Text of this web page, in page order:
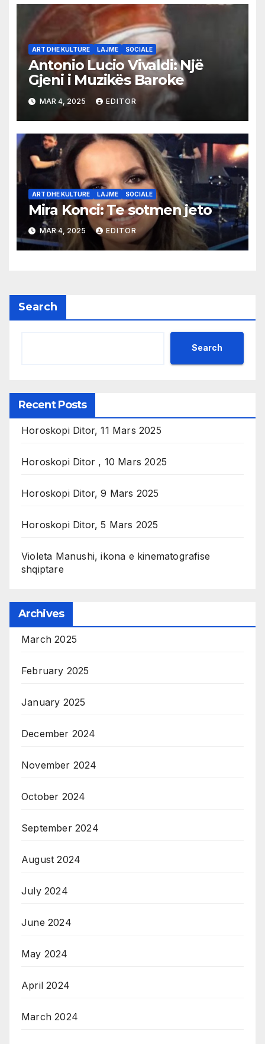
ART DHE KULTURE LAJME SOCIALE
Antonio Lucio Vivaldi: Një
Gjeni i Muzikës Baroke
MAR 4, 2025 EDITOR
ART DHE KULTURE LAJME SOCIALE
Mira Konci: Te sotmen jeto
MAR 4, 2025 EDITOR
Search
Search
Recent Posts
Horoskopi Ditor, 11 Mars 2025
Horoskopi Ditor , 10 Mars 2025
Horoskopi Ditor, 9 Mars 2025
Horoskopi Ditor, 5 Mars 2025
Violeta Manushi, ikona e kinematografise
shqiptare
Archives
March 2025
February 2025
January 2025
December 2024
November 2024
October 2024
September 2024
August 2024
July 2024
June 2024
May 2024
April 2024
March 2024